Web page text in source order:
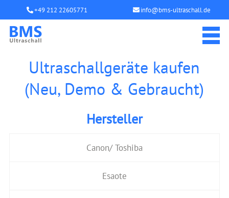
+49 212 22605771 info@bms-ultraschall.de
Ultraschallgeräte kaufen
(Neu, Demo & Gebraucht)
Hersteller
Canon/ Toshiba
Esaote